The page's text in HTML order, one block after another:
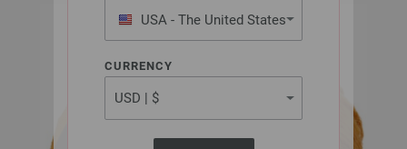
USA - The United States
of America
CURRENCY